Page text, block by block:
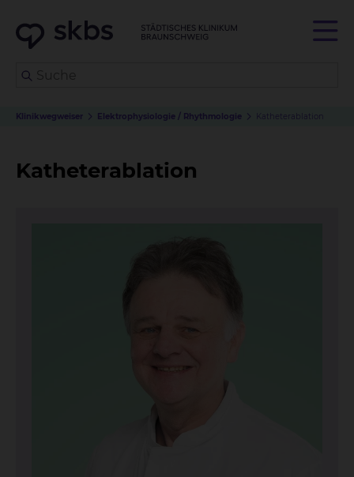
Klinikwegweiser Elektrophysiologie / Rhythmologie Katheterablation
Katheterablation